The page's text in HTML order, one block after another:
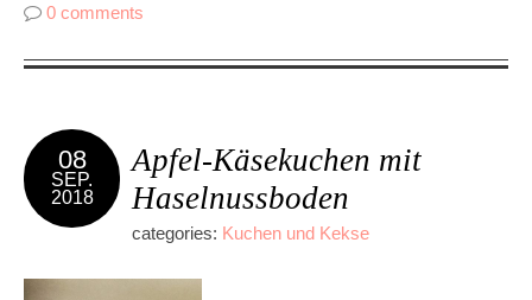
0 comments
08
SEP.
2018
Apfel-Käsekuchen mit
Haselnussboden
categories: Kuchen und Kekse